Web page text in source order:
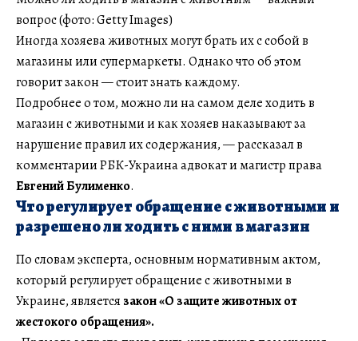
вопрос (фото: Getty Images)
Иногда хозяева животных могут брать их с собой в
магазины или супермаркеты. Однако что об этом
говорит закон — стоит знать каждому.
Подробнее о том, можно ли на самом деле ходить в
магазин с животными и как хозяев наказывают за
нарушение правил их содержания, — рассказал в
комментарии РБК-Украина адвокат и магистр права
Евгений Булименко.
Что регулирует обращение с животными и
разрешено ли ходить с ними в магазин
По словам эксперта, основным нормативным актом,
который регулирует обращение с животными в
Украине, является закон «О защите животных от
жестокого обращения».